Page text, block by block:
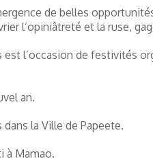
de belles
l’opiniâtreté et la ruse,
est l’occasion de festivités
an.
la Ville de Papeete.
à Mamao.